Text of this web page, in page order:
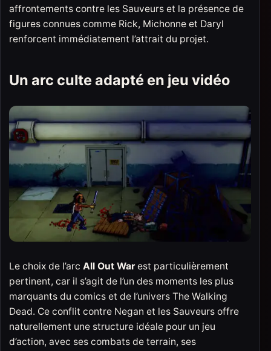
affrontements contre les Sauveurs et la présence de
figures connues comme Rick, Michonne et Daryl
renforcent immédiatement l’attrait du projet.
Un arc culte adapté en jeu vidéo
Le choix de l’arc All Out Warest particulièrement
pertinent, car il s’agit de l’un des moments les plus
marquants du comics et de l’univers The Walking
Dead. Ce conflit contre Negan et les Sauveurs offre
naturellement une structure idéale pour un jeu
d’action, avec ses combats de terrain, ses